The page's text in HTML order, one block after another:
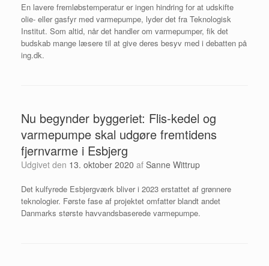
En lavere fremløbstemperatur er ingen hindring for at udskifte
olie- eller gasfyr med varmepumpe, lyder det fra Teknologisk
Institut. Som altid, når det handler om varmepumper, fik det
budskab mange læsere til at give deres besyv med i debatten på
ing.dk.
Nu begynder byggeriet: Flis-kedel og
varmepumpe skal udgøre fremtidens
fjernvarme i Esbjerg
Udgivet den 13. oktober 2020 af Sanne Wittrup
Det kulfyrede Esbjergværk bliver i 2023 erstattet af grønnere
teknologier. Første fase af projektet omfatter blandt andet
Danmarks største havvandsbaserede varmepumpe.